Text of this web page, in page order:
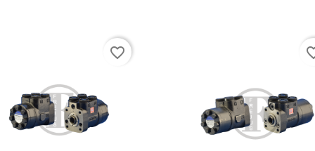
favorite_border